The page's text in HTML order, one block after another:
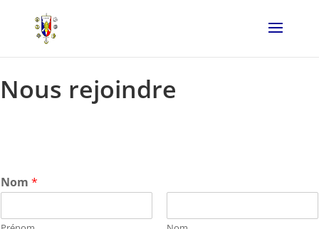
Nous rejoindre
Nom *